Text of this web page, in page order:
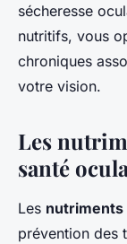
sécheresse
nutritifs, vous
chroniques
votre vision.
Les
santé
Les nutriments
prévention des